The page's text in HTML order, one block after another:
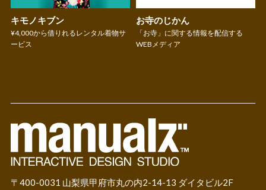
キモノキブン
¥4,000から借りれるレンタル着物サ
ービス
お寺のじかん
「お寺」に関する情報を配信する
WEBメディア
〒400-0031 山梨県甲府市丸の内2-14-13 ダイタビル2F